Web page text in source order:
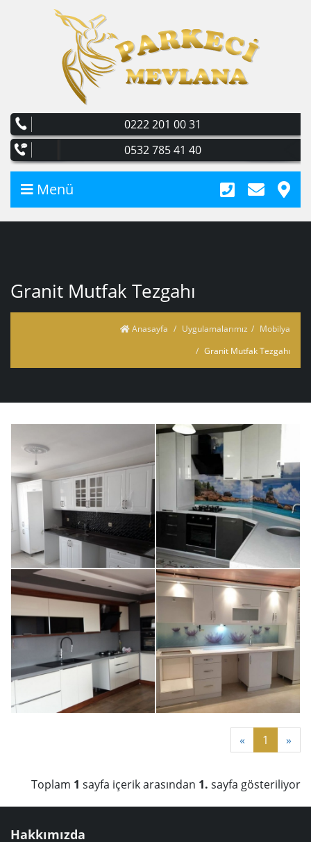
0222 201 00 31
0532 785 41 40
Menü
Granit Mutfak Tezgahı
Anasayfa Uygulamalarımız
Mobilya
Granit Mutfak Tezgahı
« 1 »
Toplam 1 sayfa içerik arasından 1. sayfa gösteriliyor
Hakkımızda